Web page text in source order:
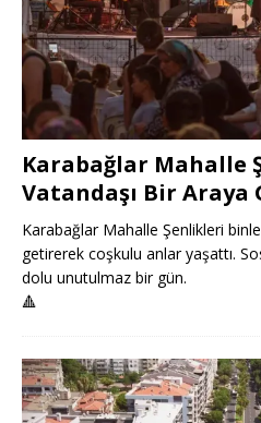
Karabağlar Mahalle
Vatandaşı Bir Araya
Karabağlar Mahalle Şenlikleri
getirerek coşkulu anlar yaşattı.
dolu unutulmaz bir gün.
🔺